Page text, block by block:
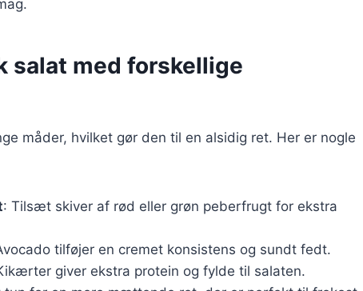
salat med forskellige
måder, hvilket gør den til en alsidig ret. Her er nogle
: Tilsæt skiver af rød eller grøn peberfrugt for ekstra
tilføjer en cremet konsistens og sundt fedt.
giver ekstra protein og fylde til salaten.